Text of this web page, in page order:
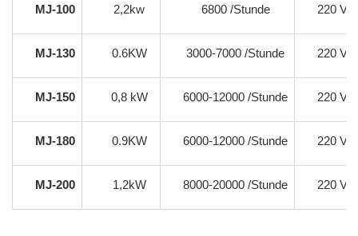
MJ-100 2,2kw 6800 /Stunde 220 V/
MJ-130 0.6KW 3000-7000 /Stunde 220 V/
MJ-150 0,8 kW 6000-12000 /Stunde 220 V/
MJ-180 0.9KW 6000-12000 /Stunde 220 V/
MJ-200 1,2kW 8000-20000 /Stunde 220 V/